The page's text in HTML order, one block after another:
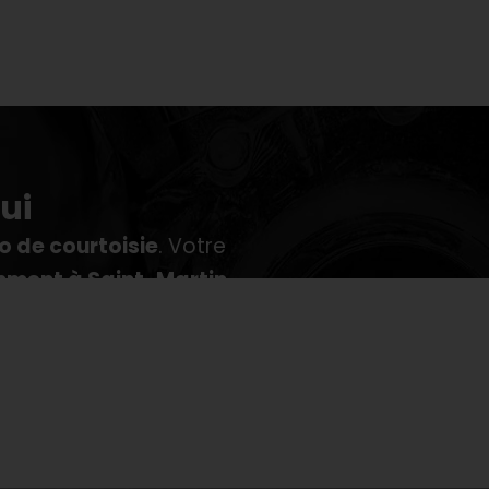
de courtoisie. Votre
à Saint-Martin-